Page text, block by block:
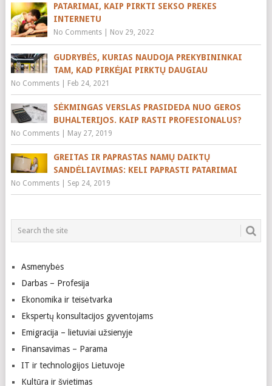
PATARIMAI, KAIP PIRKTI SEKSO PREKES
INTERNETU
No Comments| Nov 29, 2022
GUDRYBĖS, KURIAS NAUDOJA PREKYBININKAI
TAM, KAD PIRKĖJAI PIRKTŲ DAUGIAU
No Comments| Feb 24, 2021
SĖKMINGAS VERSLAS PRASIDEDA NUO GEROS
BUHALTERIJOS. KAIP RASTI PROFESIONALUS?
No Comments| May 27, 2019
GREITAS IR PAPRASTAS NAMŲ DAIKTŲ
SANDĖLIAVIMAS: KELI PAPRASTI PATARIMAI
No Comments| Sep 24, 2019
Asmenybės
Darbas – Profesija
Ekonomika ir teisėtvarka
Ekspertų konsultacijos gyventojams
Emigracija – lietuviai užsienyje
Finansavimas – Parama
IT ir technologijos Lietuvoje
Kultūra ir švietimas